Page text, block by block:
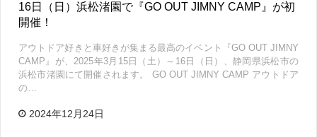
16日（日）浜松渚園で『GO OUT JIMNY CAMP』が初
開催！
アウトドア好きと車好きが集まる最高のイベント『GO OUT JIMNY
CAMP』が、2025年3月15日（土）～16日（日）、静岡県浜松市の
浜松市渚園にて開催されます。 GO OUT JIMNY CAMP アウトドア
の…
2024年12月24日